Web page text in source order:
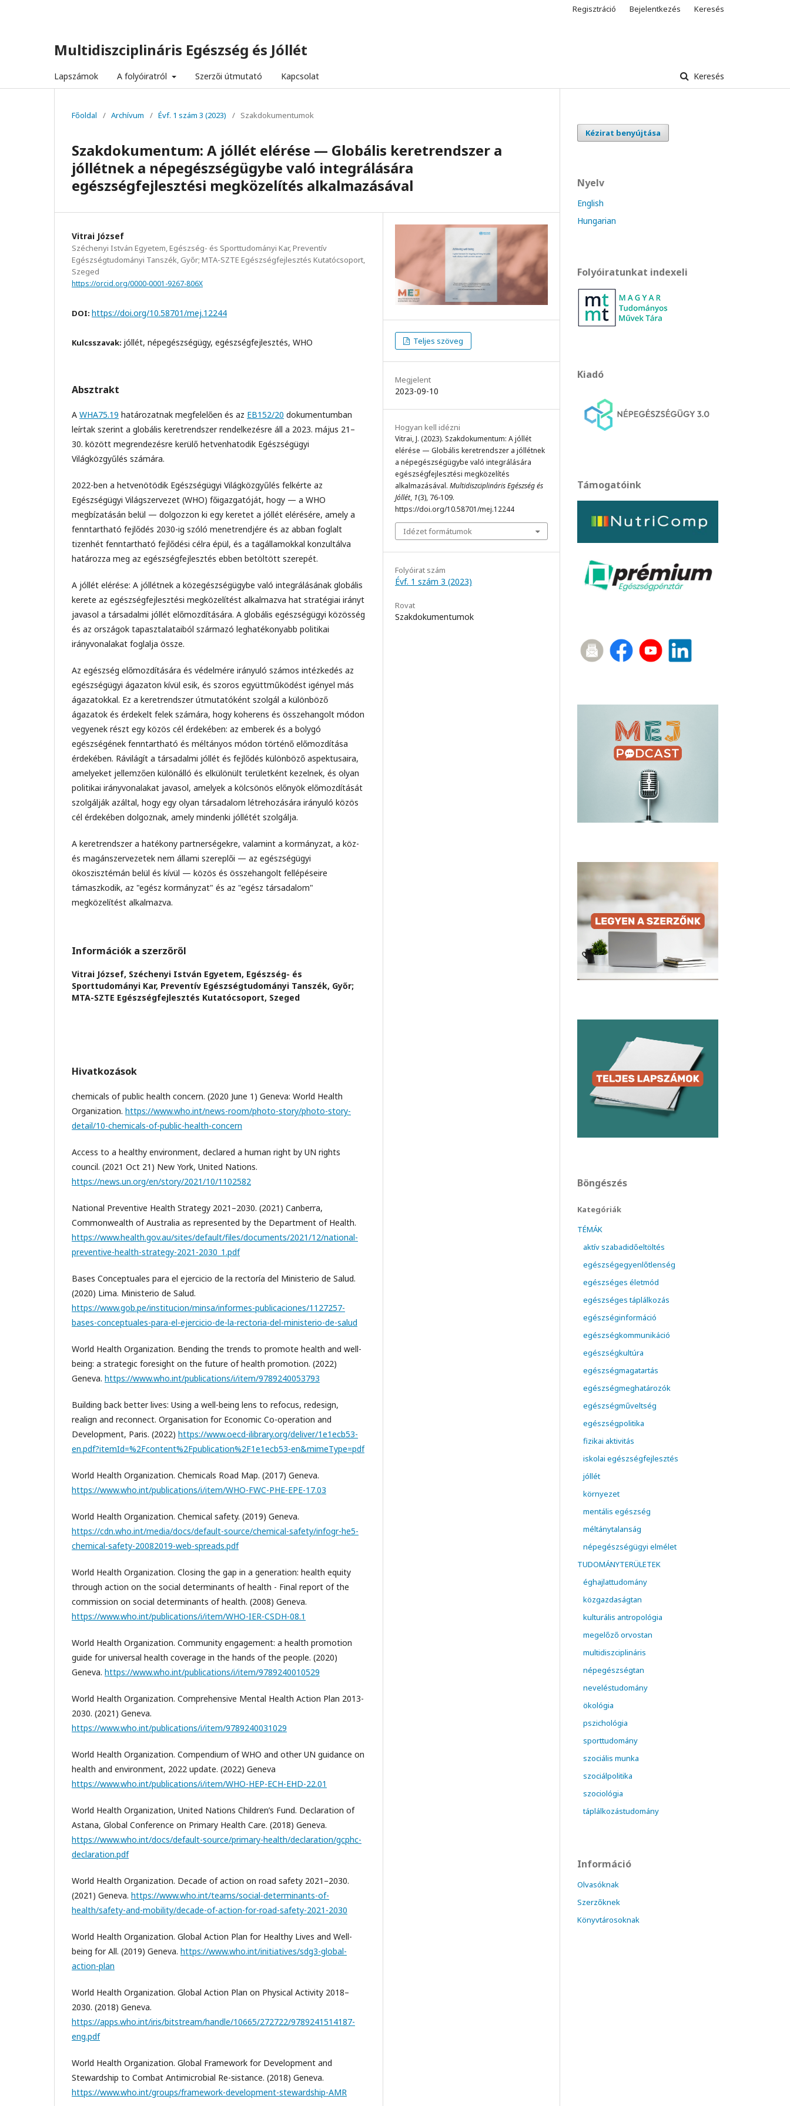
Multidiszciplináris Egészség és Jóllét
Lapszámok A folyóiratról Szerzői útmutató Kapcsolat Keresés
Regisztráció Bejelentkezés Keresés
Főoldal / Archívum / Évf. 1 szám 3 (2023) / Szakdokumentumok
Szakdokumentum: A jóllét elérése — Globális keretrendszer a
jóllétnek a népegészségügybe való integrálására
egészségfejlesztési megközelítés alkalmazásával
Vitrai József
Széchenyi István Egyetem, Egészség- és Sporttudományi Kar, Preventív
Egészségtudományi Tanszék, Győr; MTA-SZTE Egészségfejlesztés Kutatócsoport,
Szeged
https://orcid.org/0000-0001-9267-806X
DOI: https://doi.org/10.58701/mej.12244
Kulcsszavak: jóllét, népegészségügy, egészségfejlesztés, WHO
Absztrakt
A WHA75.19 határozatnak megfelelően és az EB152/20 dokumentumban
leírtak szerint a globális keretrendszer rendelkezésre áll a 2023. május 21–
30. között megrendezésre kerülő hetvenhatodik Egészségügyi
Világközgyűlés számára.
2022-ben a hetvenötödik Egészségügyi Világközgyűlés felkérte az
Egészségügyi Világszervezet (WHO) főigazgatóját, hogy — a WHO
megbízatásán belül — dolgozzon ki egy keretet a jóllét elérésére, amely a
fenntartható fejlődés 2030-ig szóló menetrendjére és az abban foglalt
tizenhét fenntartható fejlődési célra épül, és a tagállamokkal konzultálva
határozza meg az egészségfejlesztés ebben betöltött szerepét.
A jóllét elérése: A jóllétnek a közegészségügybe való integrálásának globális
kerete az egészségfejlesztési megközelítést alkalmazva hat stratégiai irányt
javasol a társadalmi jóllét előmozdítására. A globális egészségügyi közösség
és az országok tapasztalataiból származó leghatékonyabb politikai
irányvonalakat foglalja össze.
Az egészség előmozdítására és védelmére irányuló számos intézkedés az
egészségügyi ágazaton kívül esik, és szoros együttműködést igényel más
ágazatokkal. Ez a keretrendszer útmutatóként szolgál a különböző
ágazatok és érdekelt felek számára, hogy koherens és összehangolt módon
vegyenek részt egy közös cél érdekében: az emberek és a bolygó
egészségének fenntartható és méltányos módon történő előmozdítása
érdekében. Rávilágít a társadalmi jóllét és fejlődés különböző aspektusaira,
amelyeket jellemzően különálló és elkülönült területként kezelnek, és olyan
politikai irányvonalakat javasol, amelyek a kölcsönös előnyök előmozdítását
szolgálják azáltal, hogy egy olyan társadalom létrehozására irányuló közös
cél érdekében dolgoznak, amely mindenki jóllétét szolgálja.
A keretrendszer a hatékony partnerségekre, valamint a kormányzat, a köz-
és magánszervezetek nem állami szereplői — az egészségügyi
ökoszisztémán belül és kívül — közös és összehangolt fellépéseire
támaszkodik, az "egész kormányzat" és az "egész társadalom"
megközelítést alkalmazva.
Információk a szerzőről
Vitrai József, Széchenyi István Egyetem, Egészség- és
Sporttudományi Kar, Preventív Egészségtudományi Tanszék, Győr;
MTA-SZTE Egészségfejlesztés Kutatócsoport, Szeged
Hivatkozások
chemicals of public health concern. (2020 June 1) Geneva: World Health
Organization. https://www.who.int/news-room/photo-story/photo-story-
detail/10-chemicals-of-public-health-concern
Access to a healthy environment, declared a human right by UN rights
council. (2021 Oct 21) New York, United Nations.
https://news.un.org/en/story/2021/10/1102582
National Preventive Health Strategy 2021–2030. (2021) Canberra,
Commonwealth of Australia as represented by the Department of Health.
https://www.health.gov.au/sites/default/files/documents/2021/12/national-
preventive-health-strategy-2021-2030_1.pdf
Bases Conceptuales para el ejercicio de la rectoría del Ministerio de Salud.
(2020) Lima. Ministerio de Salud.
https://www.gob.pe/institucion/minsa/informes-publicaciones/1127257-
bases-conceptuales-para-el-ejercicio-de-la-rectoria-del-ministerio-de-salud
World Health Organization. Bending the trends to promote health and well-
being: a strategic foresight on the future of health promotion. (2022)
Geneva. https://www.who.int/publications/i/item/9789240053793
Building back better lives: Using a well-being lens to refocus, redesign,
realign and reconnect. Organisation for Economic Co-operation and
Development, Paris. (2022) https://www.oecd-ilibrary.org/deliver/1e1ecb53-
en.pdf?itemId=%2Fcontent%2Fpublication%2F1e1ecb53-en&mimeType=pdf
World Health Organization. Chemicals Road Map. (2017) Geneva.
https://www.who.int/publications/i/item/WHO-FWC-PHE-EPE-17.03
World Health Organization. Chemical safety. (2019) Geneva.
https://cdn.who.int/media/docs/default-source/chemical-safety/infogr-he5-
chemical-safety-20082019-web-spreads.pdf
World Health Organization. Closing the gap in a generation: health equity
through action on the social determinants of health - Final report of the
commission on social determinants of health. (2008) Geneva.
https://www.who.int/publications/i/item/WHO-IER-CSDH-08.1
World Health Organization. Community engagement: a health promotion
guide for universal health coverage in the hands of the people. (2020)
Geneva. https://www.who.int/publications/i/item/9789240010529
World Health Organization. Comprehensive Mental Health Action Plan 2013-
2030. (2021) Geneva.
https://www.who.int/publications/i/item/9789240031029
World Health Organization. Compendium of WHO and other UN guidance on
health and environment, 2022 update. (2022) Geneva
https://www.who.int/publications/i/item/WHO-HEP-ECH-EHD-22.01
World Health Organization, United Nations Children’s Fund. Declaration of
Astana, Global Conference on Primary Health Care. (2018) Geneva.
https://www.who.int/docs/default-source/primary-health/declaration/gcphc-
declaration.pdf
World Health Organization. Decade of action on road safety 2021–2030.
(2021) Geneva. https://www.who.int/teams/social-determinants-of-
health/safety-and-mobility/decade-of-action-for-road-safety-2021-2030
World Health Organization. Global Action Plan for Healthy Lives and Well-
being for All. (2019) Geneva. https://www.who.int/initiatives/sdg3-global-
action-plan
World Health Organization. Global Action Plan on Physical Activity 2018–
2030. (2018) Geneva.
https://apps.who.int/iris/bitstream/handle/10665/272722/9789241514187-
eng.pdf
World Health Organization. Global Framework for Development and
Stewardship to Combat Antimicrobial Re-sistance. (2018) Geneva.
https://www.who.int/groups/framework-development-stewardship-AMR
Teljes szöveg
Megjelent
2023-09-10
Hogyan kell idézni
Vitrai, J. (2023). Szakdokumentum: A jóllét
elérése — Globális keretrendszer a jóllétnek
a népegészségügybe való integrálására
egészségfejlesztési megközelítés
alkalmazásával. Multidiszciplináris Egészség és
Jóllét, 1(3), 76-109.
https://doi.org/10.58701/mej.12244
Idézet formátumok
Folyóirat szám
Évf. 1 szám 3 (2023)
Rovat
Szakdokumentumok
Kézirat benyújtása
Nyelv
English
Hungarian
Folyóiratunkat indexeli
Kiadó
Támogatóink
Böngészés
Kategóriák
TÉMÁK
aktív szabadidőeltöltés
egészségegyenlőtlenség
egészséges életmód
egészséges táplálkozás
egészséginformáció
egészségkommunikáció
egészségkultúra
egészségmagatartás
egészségmeghatározók
egészségműveltség
egészségpolitika
fizikai aktivitás
iskolai egészségfejlesztés
jóllét
környezet
mentális egészség
méltánytalanság
népegészségügyi elmélet
TUDOMÁNYTERÜLETEK
éghajlattudomány
közgazdaságtan
kulturális antropológia
megelőző orvostan
multidiszciplináris
népegészségtan
neveléstudomány
ökológia
pszichológia
sporttudomány
szociális munka
szociálpolitika
szociológia
táplálkozástudomány
Információ
Olvasóknak
Szerzőknek
Könyvtárosoknak